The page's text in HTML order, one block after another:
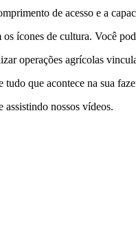
de acesso e a
ícones de cultura. Você
operações agrícolas
tudo que acontece na sua
assistindo nossos vídeos.